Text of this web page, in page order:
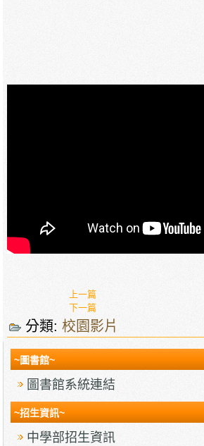
上一篇
下一篇
分類:校園影片
~圖書館~
圖書館系統連結
~招生資訊~
中學部招生資訊